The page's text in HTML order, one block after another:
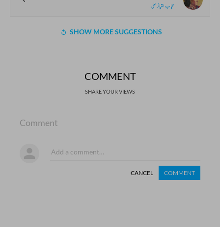
حجاب امتیاز علی
SHOW MORE SUGGESTIONS
COMMENT
SHARE YOUR VIEWS
Comment
CANCEL COMMENT